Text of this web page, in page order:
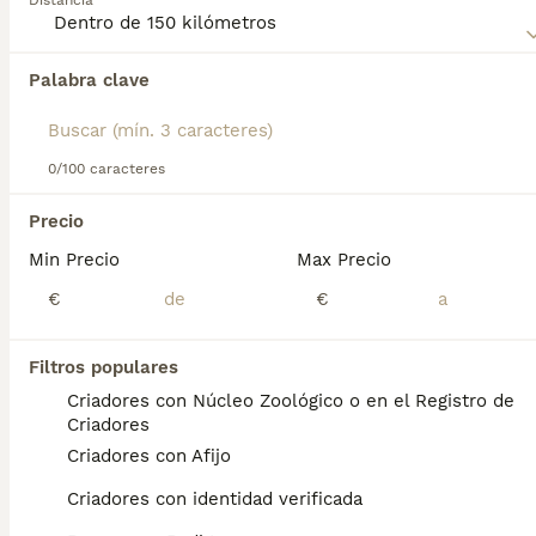
Palabra clave
0/100 caracteres
Precio
Min Precio
€
Max Precio
€
Filtros populares
Criadores con Núcleo Zoológico o en el Registro de
Criadores
Criadores con Afijo
Criadores con identidad verificada
adecuado para entornos rurales o personas activas, donde
Encontramos 0 Laika de Siberia Occidental
Ourense.
Si deseas exactamente esta búsqueda guarda tu
¿Cuánto cuesta un cachorro
Laika de Siberia occidental?
El coste de adquisición de esta raza puede